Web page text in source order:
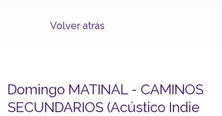
Volver atrás
Domingo MATINAL - CAMINOS
SECUNDARIOS (Acústico Indie